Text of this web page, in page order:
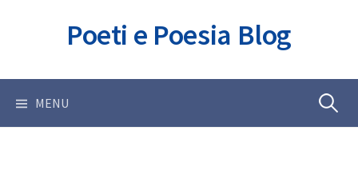
Poeti e Poesia Blog
MENU Ricerca